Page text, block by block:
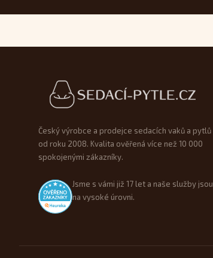
Patička webu
Český výrobce a prodejce sedacích vaků a pytlů
od roku 2008. Kvalita ověřená více než 10 000
spokojenými zákazníky.
Jsme s vámi již 17 let a naše služby jsou
na vysoké úrovni.